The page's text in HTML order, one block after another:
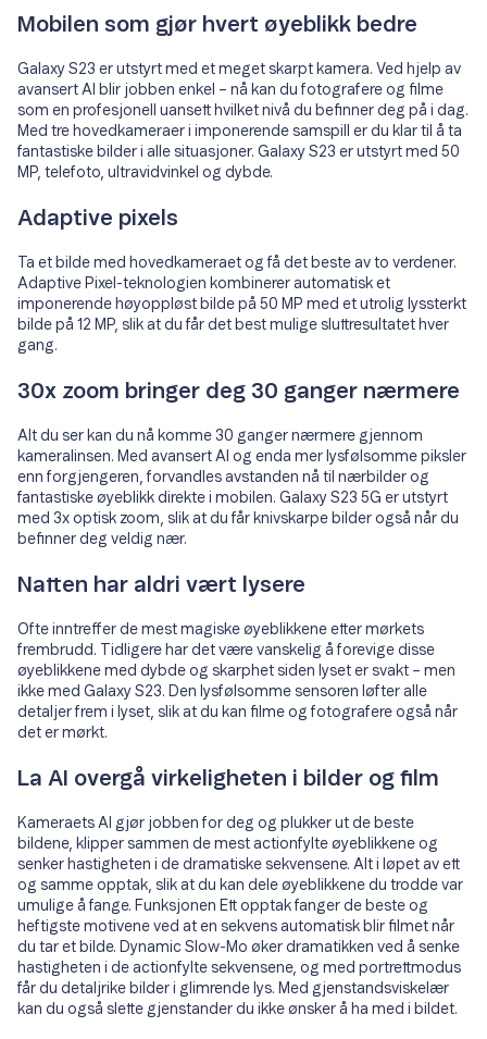
Mobilen som gjør hvert øyeblikk bedre
Galaxy S23 er utstyrt med et meget skarpt kamera. Ved hjelp av
avansert AI blir jobben enkel – nå kan du fotografere og filme
som en profesjonell uansett hvilket nivå du befinner deg på i dag.
Med tre hovedkameraer i imponerende samspill er du klar til å ta
fantastiske bilder i alle situasjoner. Galaxy S23 er utstyrt med 50
MP, telefoto, ultravidvinkel og dybde.
Adaptive pixels
Ta et bilde med hovedkameraet og få det beste av to verdener.
Adaptive Pixel-teknologien kombinerer automatisk et
imponerende høyoppløst bilde på 50 MP med et utrolig lyssterkt
bilde på 12 MP, slik at du får det best mulige sluttresultatet hver
gang.
30x zoom bringer deg 30 ganger nærmere
Alt du ser kan du nå komme 30 ganger nærmere gjennom
kameralinsen. Med avansert AI og enda mer lysfølsomme piksler
enn forgjengeren, forvandles avstanden nå til nærbilder og
fantastiske øyeblikk direkte i mobilen. Galaxy S23 5G er utstyrt
med 3x optisk zoom, slik at du får knivskarpe bilder også når du
befinner deg veldig nær.
Natten har aldri vært lysere
Ofte inntreffer de mest magiske øyeblikkene etter mørkets
frembrudd. Tidligere har det være vanskelig å forevige disse
øyeblikkene med dybde og skarphet siden lyset er svakt – men
ikke med Galaxy S23. Den lysfølsomme sensoren løfter alle
detaljer frem i lyset, slik at du kan filme og fotografere også når
det er mørkt.
La AI overgå virkeligheten i bilder og film
Kameraets AI gjør jobben for deg og plukker ut de beste
bildene, klipper sammen de mest actionfylte øyeblikkene og
senker hastigheten i de dramatiske sekvensene. Alt i løpet av ett
og samme opptak, slik at du kan dele øyeblikkene du trodde var
umulige å fange. Funksjonen Ett opptak fanger de beste og
heftigste motivene ved at en sekvens automatisk blir filmet når
du tar et bilde. Dynamic Slow-Mo øker dramatikken ved å senke
hastigheten i de actionfylte sekvensene, og med portrettmodus
får du detaljrike bilder i glimrende lys. Med gjenstandsviskelær
kan du også slette gjenstander du ikke ønsker å ha med i bildet.